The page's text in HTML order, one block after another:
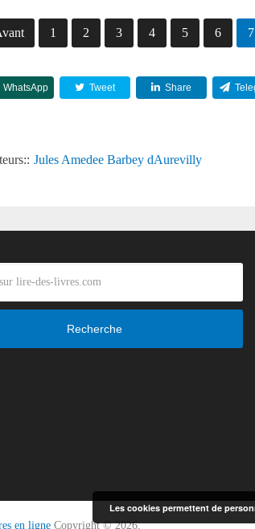
1 2 3 4 5 6 7
WhatsApp Tweet Share
Jules Amedee Barbey dAurevilly
Recherche
en ligne Copyright © 2026.
Les cookies permettent de